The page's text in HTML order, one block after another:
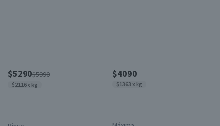
$5290$5990
$2116 x kg
$4090
$1363 x kg